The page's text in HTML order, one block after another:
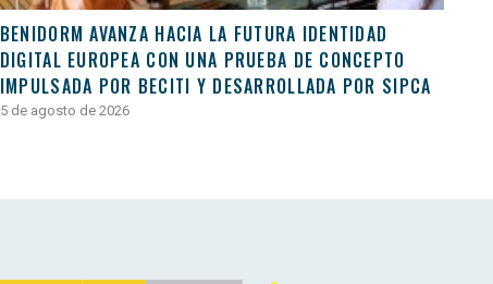
BENIDORM AVANZA HACIA LA FUTURA IDENTIDAD
DIGITAL EUROPEA CON UNA PRUEBA DE CONCEPTO
IMPULSADA POR BECITI Y DESARROLLADA POR SIPCA
5 de agosto de 2026